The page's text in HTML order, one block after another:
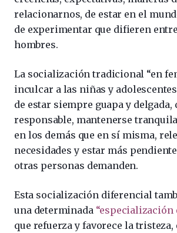
relacionarnos, de estar en el
de experimentar que difieren
hombres.
La socialización tradicional “en
inculcar a las niñas y
de estar siempre guapa y delgada,
responsable, mantenerse
en los demás que en sí misma,
necesidades y estar más
otras personas demanden.
Esta socialización diferencial
una determinada “especialización
que refuerza y favorece la